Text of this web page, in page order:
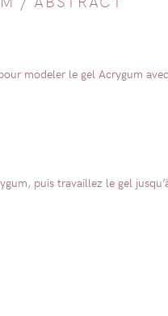
modeler le gel Acrygum
puis travaillez le gel